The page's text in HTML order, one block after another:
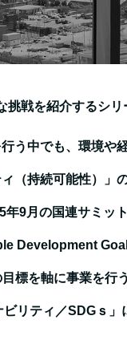
挑戦を紹介するシ
う中でも、環境や
ィ（持続可能性）」
年9月の国連サミッ
Development
標を軸に事業を行
リティ／SDGｓ」